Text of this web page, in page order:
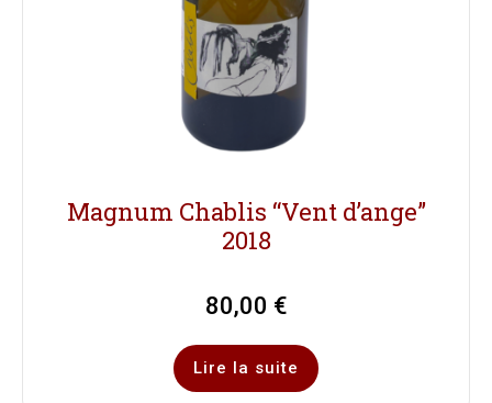
Magnum Chablis “Vent d’ange”
2018
80,00 €
Lire la suite